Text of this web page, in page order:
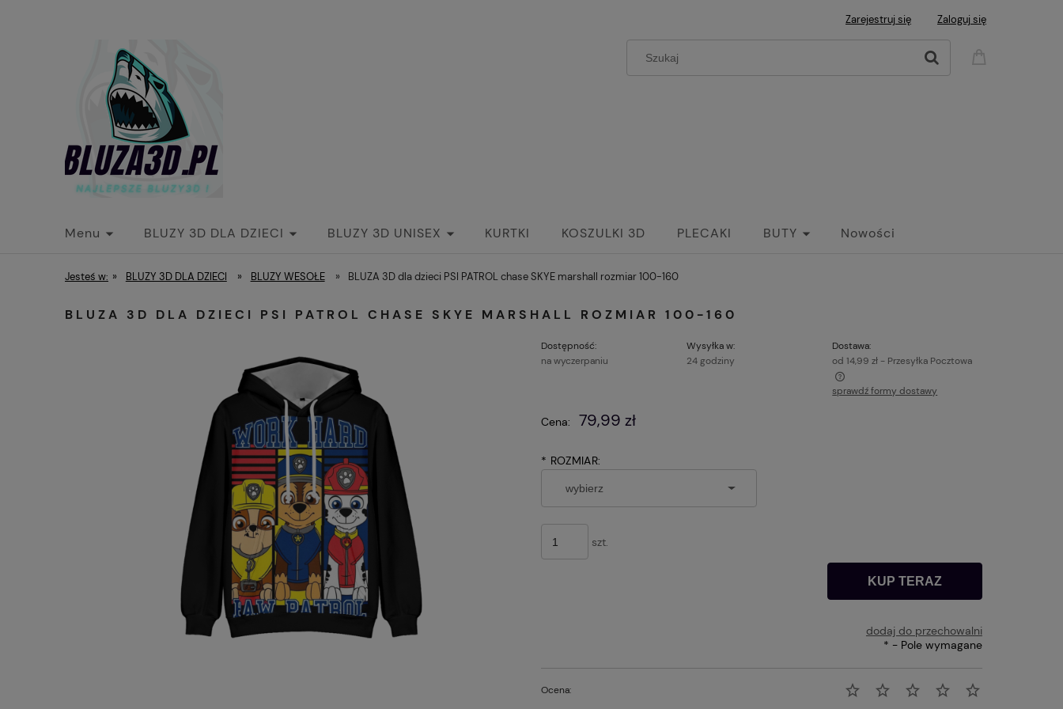
Zarejestruj się Zaloguj się
Menu BLUZY 3D DLA DZIECI BLUZY 3D UNISEX KURTKI KOSZULKI 3D PLECAKI BUTY Nowości
Kontakt O nas
Jesteś w: » BLUZY 3D DLA DZIECI » BLUZY WESOŁE » BLUZA 3D dla dzieci PSI PATROL chase SKYE marshall rozmiar 100-160
BLUZA 3D DLA DZIECI PSI PATROL CHASE SKYE MARSHALL ROZMIAR 100-160
Dostępność:
na wyczerpaniu
Wysyłka w:
24 godziny
Dostawa:
od 14,99 zł - Przesyłka Pocztowa
płatności
sprawdź formy dostawy
Cena: 79,99 zł
* ROZMIAR:
szt.
KUP TERAZ
dodaj do przechowalni
* - Pole wymagane
Ocena: